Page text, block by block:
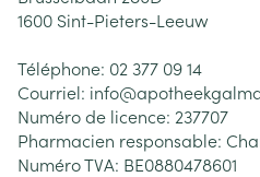
1600 Sint-Pieters-Leeuw
Téléphone: 02 377 09 14
Courriel: info@
Numéro de licence: 237707
Pharmacien responsable:
Numéro TVA: BE0880478601